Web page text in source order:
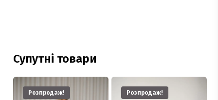
Супутні товари
Розпродаж! Розпродаж!